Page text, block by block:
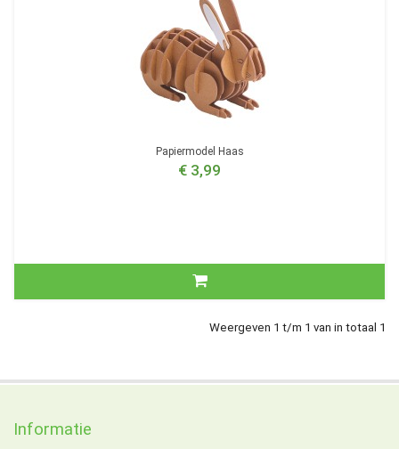
Papiermodel Haas
€ 3,99
Weergeven 1 t/m 1 van in totaal 1
Informatie